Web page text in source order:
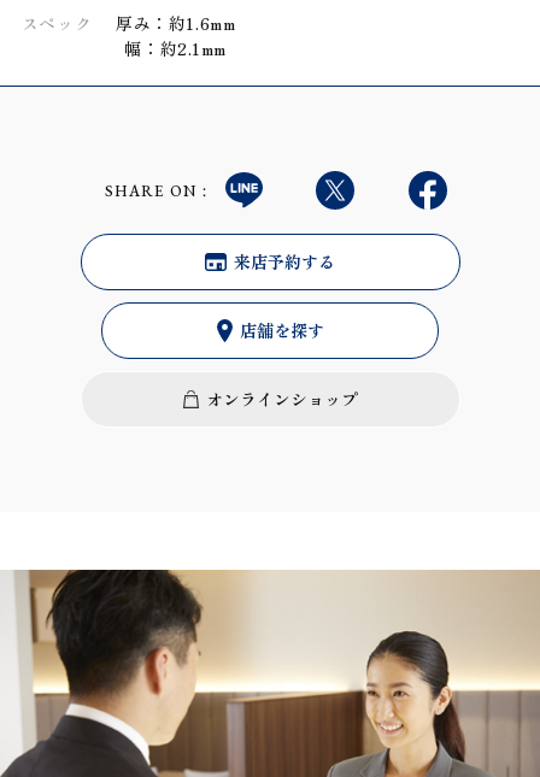
スペック
厚み：約1.6mm
幅：約2.1mm
SHARE ON：
来店予約する
店舗を探す
オンラインショップ